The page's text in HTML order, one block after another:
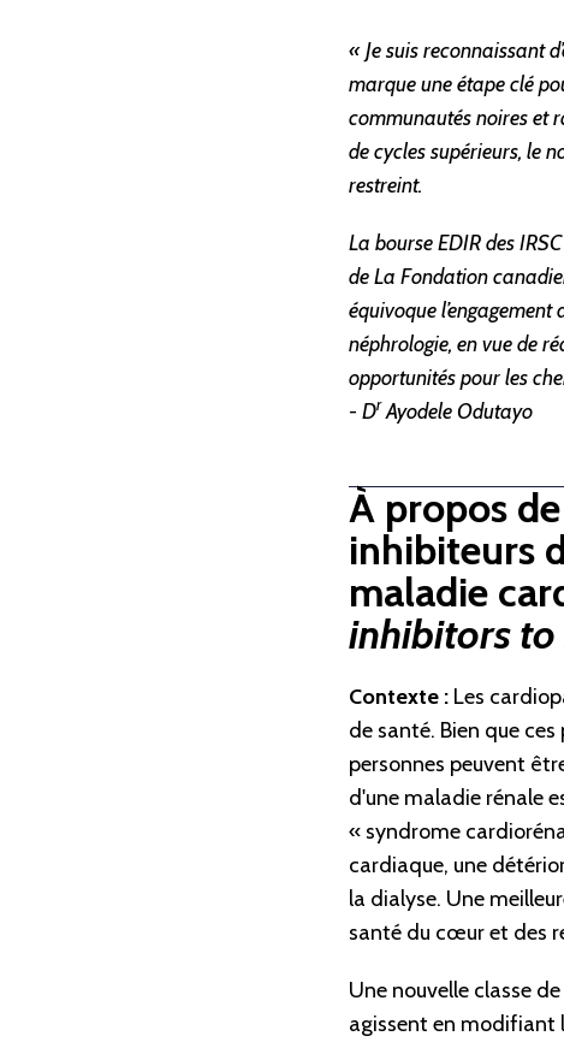
« Je suis reconnaissant
marque une étape clé
communautés noires et
de cycles supérieurs, le
restreint.
La bourse EDIR des
de La Fondation
équivoque
néphrologie, en vue de
opportunités pour les
- DrAyodele Odutayo
À propos
inhibiteurs
maladie
inhibitors
Contexte : Les
de santé. Bien que
personnes peuvent
d'une maladie rénale
« syndrome
cardiaque, une
la dialyse. Une
santé du cœur et des
Une nouvelle classe
agissent en modifiant